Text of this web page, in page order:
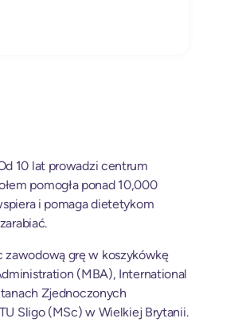
10 lat prowadzi centrum
pomogła ponad 10,000
i pomaga dietetykom
zawodową grę w koszykówkę
(MBA), International
Zjednoczonych
Sligo (MSc) w Wielkiej Brytanii.